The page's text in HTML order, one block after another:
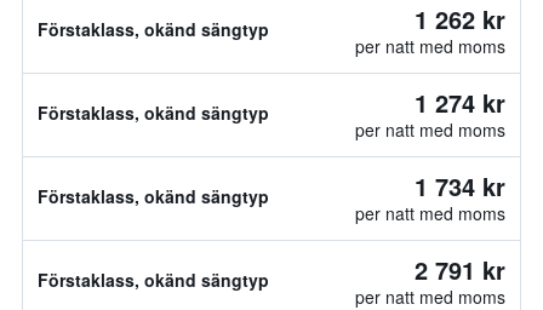
Förstaklass, okänd sängtyp 1 262 kr
per natt med moms
Förstaklass, okänd sängtyp 1 274 kr
per natt med moms
Förstaklass, okänd sängtyp 1 734 kr
per natt med moms
Förstaklass, okänd sängtyp 2 791 kr
per natt med moms